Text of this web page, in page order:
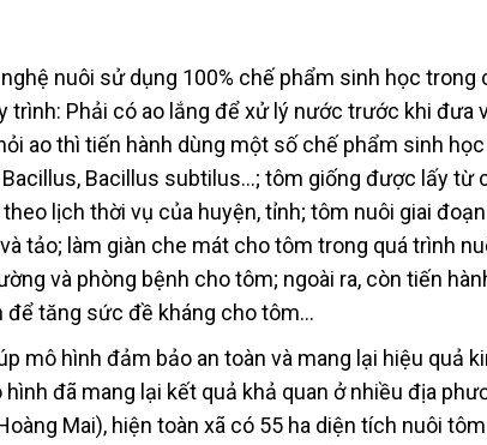
nuôi sử dụng 100% chế phẩm sinh học trong
trình: Phải có ao lắng để xử lý nước trước khi đưa
ao thì tiến hành dùng một số chế phẩm sinh
Bacillus subtilus…; tôm giống được lấy từ
lịch thời vụ của huyện, tỉnh; tôm nuôi giai
tảo; làm giàn che mát cho tôm trong quá trình
và phòng bệnh cho tôm; ngoài ra, còn tiến
để tăng sức đề kháng cho tôm…
mô hình đảm bảo an toàn và mang lại hiệu quả
đã mang lại kết quả khả quan ở nhiều địa
Mai), hiện toàn xã có 55 ha diện tích nuôi